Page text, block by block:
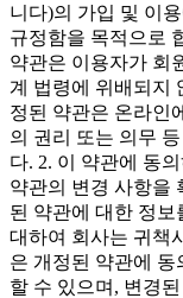
니다)의 가입 및 이
규정함을 목적으로
약관은 이용자가 회
계 법령에 위배되지
정된 약관은 온라인
의 권리 또는 의무
다. 2. 이 약관에 동
약관의 변경 사항을
된 약관에 대한 정보
대하여 회사는 귀책
은 개정된 약관에 동
할 수 있으며, 변경